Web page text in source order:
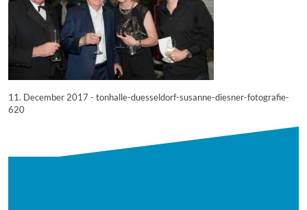
11. December 2017 - tonhalle-duesseldorf-susanne-diesner-fotografie-
620